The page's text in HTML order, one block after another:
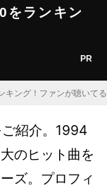
をランキン
PR
キング！ファンが聴いて
紹介。1994
のヒット曲を
ズ。プロフィ